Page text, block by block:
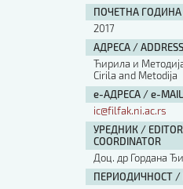
ПОЧЕТНА ГОДИНА /
2017
АДРЕСА / ADDRESS
Ћирила и
Cirila and Metodija
е-АДРЕСА / e-MAIL
ic@filfak.ni.ac.rs
УРЕДНИК /
COORDINATOR
Доц. др Гордана
ПЕРИОДИЧНОСТ /